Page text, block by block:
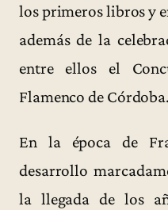
los primeros libros y
además de la
entre ellos el
Flamenco de Córdoba.
En la época de
desarrollo
la llegada de los